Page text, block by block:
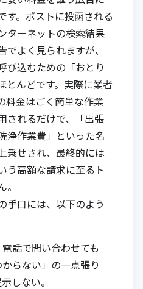
す。ポストに投函される
ターネットの検索結果
よく見られますが、
び込むための「おとり
とんどです。実際に業者
料金はごく簡単な作業
されるだけで、「出張
浄作業費」といった名
乗せされ、最終的には
う高額な請求に至るト
手口には、以下のよう
電話で問い合わせても
からない」の一点張り
しない。